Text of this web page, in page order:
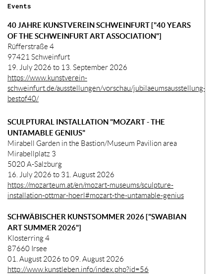
Events
40 JAHRE KUNSTVEREIN SCHWEINFURT ["40 YEARS
OF THE SCHWEINFURT ART ASSOCIATION"]
Rüfferstraße 4
97421 Schweinfurt
19. July 2026 to 13. September 2026
https://www.kunstverein-
schweinfurt.de/ausstellungen/vorschau/jubilaeumsausstellung-
bestof40/
SCULPTURAL INSTALLATION "MOZART - THE
UNTAMABLE GENIUS"
Mirabell Garden in the Bastion/Museum Pavilion area
Mirabellplatz 3
5020 A-Salzburg
16. July 2026 to 31. August 2026
https://mozarteum.at/en/mozart-museums/sculpture-
installation-ottmar-hoerl#mozart-the-untamable-genius
SCHWÄBISCHER KUNSTSOMMER 2026 ["SWABIAN
ART SUMMER 2026"]
Klosterring 4
87660 Irsee
01. August 2026 to 09. August 2026
http://www.kunstleben.info/index.php?id=56